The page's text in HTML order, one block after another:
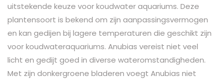
uitstekende keuze voor koudwater aquariums. Deze
plantensoort is bekend om zijn aanpassingsvermogen
en kan gedijen bij lagere temperaturen die geschikt zijn
voor koudwateraquariums. Anubias vereist niet veel
licht en gedijt goed in diverse wateromstandigheden.
Met zijn donkergroene bladeren voegt Anubias niet